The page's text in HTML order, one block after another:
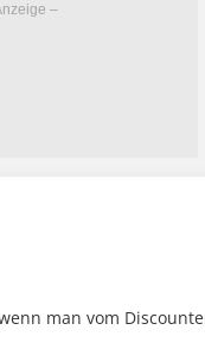
man vom